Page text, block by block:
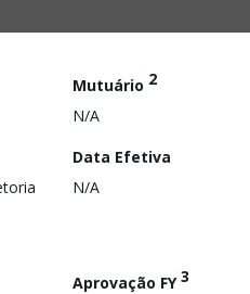
Mutuário 2
N/A
Data Efetiva
N/A
Aprovação FY3